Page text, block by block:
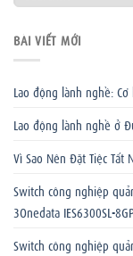
BÀI VIẾT MỚI
Lao động lành nghề:
Lao động lành nghề ở
Vì Sao Nên Đặt Tiệc Tất
Switch công nghiệp
3Onedata IES6300SL-
Switch công nghiệp